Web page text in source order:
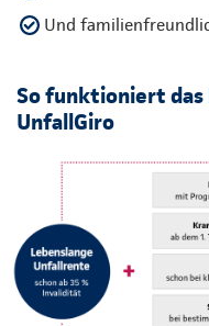
Und
So funktioniert das
UnfallGiro